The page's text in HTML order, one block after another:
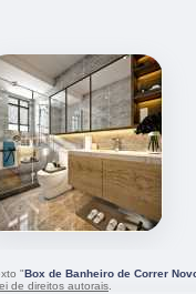
"Box de Banheiro de Correr
de direitos autorais.